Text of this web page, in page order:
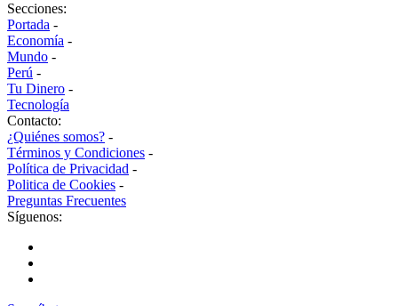
Secciones:
Portada -
Economía -
Mundo -
Perú -
Tu Dinero -
Tecnología
Contacto:
¿Quiénes somos? -
Términos y Condiciones -
Política de Privacidad -
Politica de Cookies -
Preguntas Frecuentes
Síguenos: